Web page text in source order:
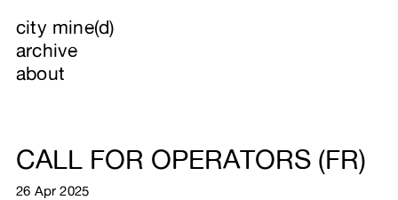
city mine(d)
archive
about
CALL FOR OPERATORS (FR)
26 Apr 2025